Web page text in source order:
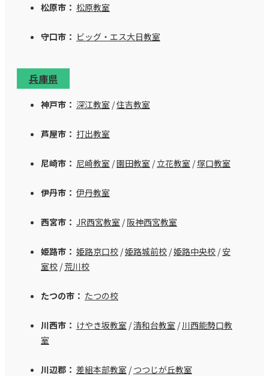
松原市： 松原教室
守口市： ビッグ・エス大日教室
兵庫県
神戸市： 深江教室 /住吉教室
芦屋市： 打出教室
尼崎市： 尼崎教室 /園田教室 /立花教室 /塚口教室
伊丹市： 伊丹教室
西宮市： JR西宮教室 /阪神西宮教室
姫路市： 姫路京口校 /姫路城前校 /姫路中央校 /安
室校 /荒川校
たつの市： たつの校
川西市： けやき坂教室 /清和台教室 /川西能勢口教
室
川辺郡： 差組本部教室 /つつじが丘教室